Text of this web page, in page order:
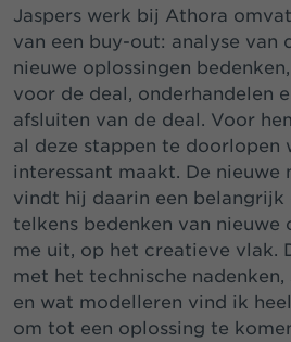
Jaspers werk bij Athora
van een buy-out: analyse van
nieuwe oplossingen
voor de deal, onderhandelen
afsluiten van de deal. Voor
al deze stappen te doorlopen
interessant maakt. De nieuwe
vindt hij daarin een belangrijk
telkens bedenken van nieuwe
me uit, op het creatieve vlak.
met het technische nadenken,
en wat modelleren vind ik
om tot een oplossing te